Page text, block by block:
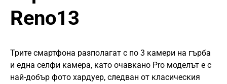
Reno13
Трите смартфона разполагат с по 3 камери на гърба
и една селфи камера, като очавкано Pro моделът е с
най-добър фото хардуер, следван от класическия